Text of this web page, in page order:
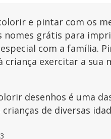
e pintar com os
nomes grátis para
com a família.
criança exercitar a sua
desenhos é uma
de diversas